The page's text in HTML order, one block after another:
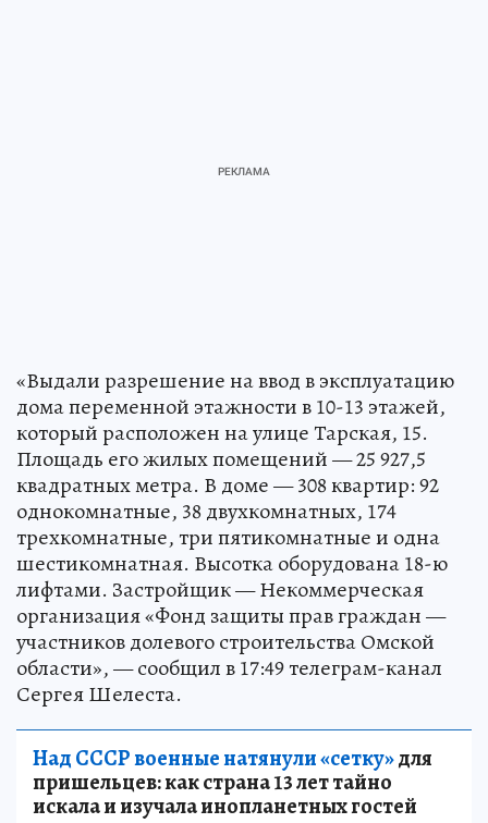
«Выдали разрешение на ввод в эксплуатацию
дома переменной этажности в 10-13 этажей,
который расположен на улице Тарская, 15.
Площадь его жилых помещений — 25 927,5
квадратных метра. В доме — 308 квартир: 92
однокомнатные, 38 двухкомнатных, 174
трехкомнатные, три пятикомнатные и одна
шестикомнатная. Высотка оборудована 18-ю
лифтами. Застройщик — Некоммерческая
организация «Фонд защиты прав граждан —
участников долевого строительства Омской
области», — сообщил в 17:49 телеграм-канал
Сергея Шелеста.
Над СССР военные натянули «сетку»для
пришельцев: как страна 13 лет тайно
искала и изучала инопланетных гостей